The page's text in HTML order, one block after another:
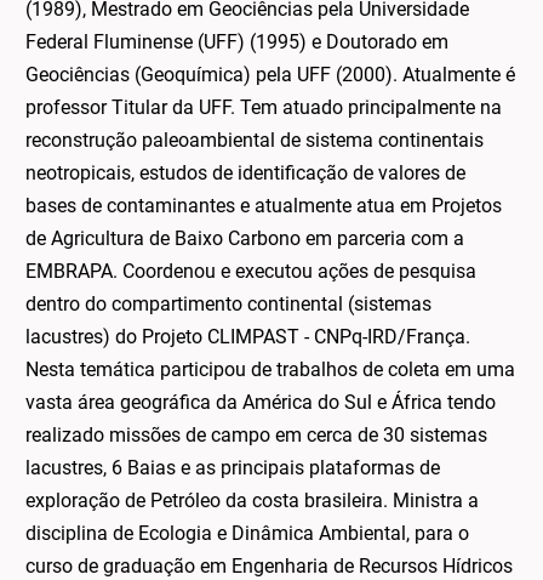
(1989), Mestrado em Geociências pela Universidade
Federal Fluminense (UFF) (1995) e Doutorado em
Geociências (Geoquímica) pela UFF (2000). Atualmente é
professor Titular da UFF. Tem atuado principalmente na
reconstrução paleoambiental de sistema continentais
neotropicais, estudos de identificação de valores de
bases de contaminantes e atualmente atua em Projetos
de Agricultura de Baixo Carbono em parceria com a
EMBRAPA. Coordenou e executou ações de pesquisa
dentro do compartimento continental (sistemas
lacustres) do Projeto CLIMPAST - CNPq-IRD/França.
Nesta temática participou de trabalhos de coleta em uma
vasta área geográfica da América do Sul e África tendo
realizado missões de campo em cerca de 30 sistemas
lacustres, 6 Baias e as principais plataformas de
exploração de Petróleo da costa brasileira. Ministra a
disciplina de Ecologia e Dinâmica Ambiental, para o
curso de graduação em Engenharia de Recursos Hídricos